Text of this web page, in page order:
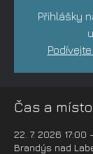
Přihlášky
Čas a místo
22. 7. 2026 17:00
Brandýs nad